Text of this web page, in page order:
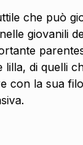
che può
giovanili
lilla, di quelli
con la sua